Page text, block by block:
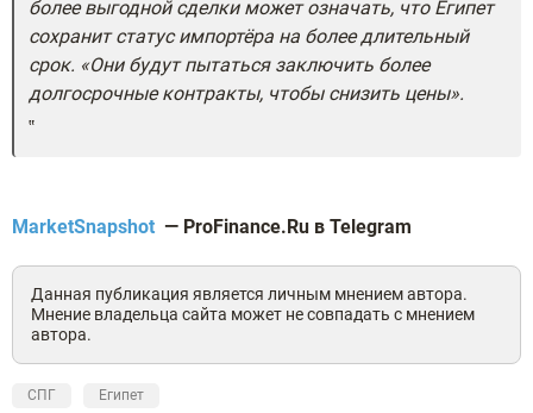
более выгодной сделки может означать, что Египет
сохранит статус импортёра на более длительный
срок. «Они будут пытаться заключить более
долгосрочные контракты, чтобы снизить цены».
MarketSnapshot — ProFinance.Ru в Telegram
Данная публикация является личным мнением автора.
Мнение владельца сайта может не совпадать с мнением
автора.
СПГ Египет